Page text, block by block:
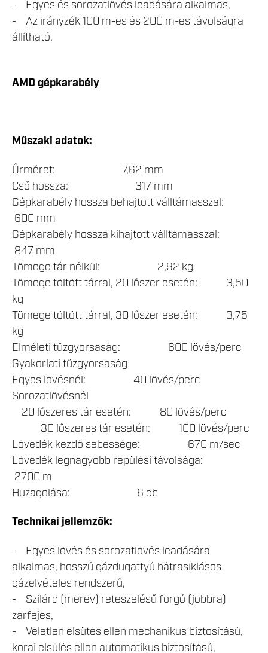
- Egyes és sorozatlövés leadására alkalmas,
- Az irányzék 100 m-es és 200 m-es távolságra
állítható.
AMD gépkarabély
Műszaki adatok:
Űrméret: 7,62 mm
Cső hossza: 317 mm
Gépkarabély hossza behajtott válltámasszal:
600 mm
Gépkarabély hossza kihajtott válltámasszal:
847 mm
Tömege tár nélkül: 2,92 kg
Tömege töltött tárral, 20 lőszer esetén: 3,50
kg
Tömege töltött tárral, 30 lőszer esetén: 3,75
kg
Elméleti tűzgyorsaság: 600 lövés/perc
Gyakorlati tűzgyorsaság
Egyes lövésnél: 40 lövés/perc
Sorozatlövésnél
20 lőszeres tár esetén: 80 lövés/perc
30 lőszeres tár esetén: 100 lövés/perc
Lövedék kezdő sebessége: 670 m/sec
Lövedék legnagyobb repülési távolsága:
2700 m
Huzagolása: 6 db
Technikai jellemzők:
- Egyes lövés és sorozatlövés leadására
alkalmas, hosszú gázdugattyú hátrasiklásos
gázelvételes rendszerű,
- Szilárd (merev) reteszelésű forgó (jobbra)
zárfejes,
- Véletlen elsütés ellen mechanikus biztosítású,
korai elsülés ellen automatikus biztosítású,